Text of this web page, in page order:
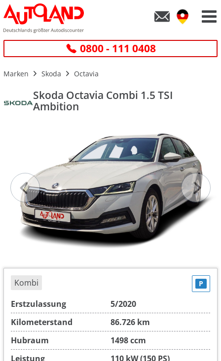
0800 - 111 0408
Marken Skoda Octavia
Skoda Octavia Combi 1.5 TSI
Ambition
Kombi P
Erstzulassung
5/2020
Kilometerstand
86.726 km
Hubraum
1498 ccm
Leistung
110 kW (150 PS)